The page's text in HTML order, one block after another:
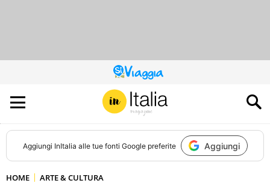
QUESTO
SITO
CONTRIBUISCE
ALL’AUDIENCE
DI
Aggiungi InItalia alle tue fonti Google preferite Aggiungi
HOME ARTE & CULTURA